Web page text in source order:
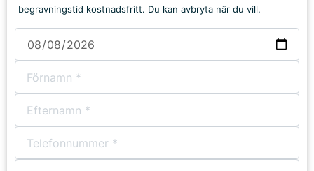
begravningstid kostnadsfritt. Du kan avbryta när du vill.